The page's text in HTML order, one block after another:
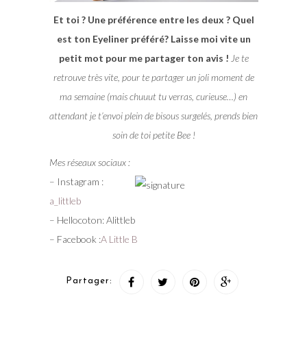
Et toi ? Une préférence entre les deux ? Quel
est ton Eyeliner préféré?Laisse moi vite un
petit mot pour me partager ton avis ! Je te
retrouve très vite, pour te partager un joli moment de
ma semaine (mais chuuut tu verras, curieuse…) en
attendant je t’envoi plein de bisous surgelés, prends bien
soin de toi petite Bee !
Mes réseaux sociaux :
– Instagram :
a_littleb
– Hellocoton: Alittleb
– Facebook :A Little B
Partager: